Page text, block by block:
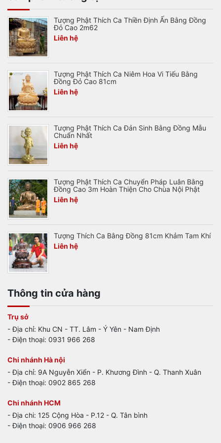
Tượng Phật Thích Ca Thiền Định Ấn Bằng Đồng
Đỏ Cao 2m62
Liên hệ
Tượng Phật Thích Ca Niêm Hoa Vi Tiếu Bằng
Đồng Đỏ Cao 81cm
Liên hệ
Tượng Phật Thích Ca Đản Sinh Bằng Đồng Mẫu
Chuẩn Nhất
Liên hệ
Tượng Phật Thích Ca Chuyển Pháp Luân Bằng
Đồng Cao 3m Hoàn Thiện Cho Chùa Nội Phật
Liên hệ
Tượng Thích Ca Bằng Đồng 81cm Khảm Tam Khí
Liên hệ
Thông tin cửa hàng
Trụ sở
- Địa chỉ: Khu CN - TT. Lâm - Ý Yên - Nam Định
- Điện thoại: 0931 966 268
Chi nhánh Hà nội
- Địa chỉ: 9A Nguyễn Xiển - P. Khương Đình - Q. Thanh Xuân
- Điện thoại: 0902 865 268
Chi nhánh HCM
- Địa chi: 125 Cộng Hòa - P.12 - Q. Tân bình
- Điện thoại: 0906 966 268